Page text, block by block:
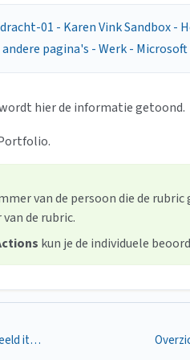
hier de informatie getoond.
van de persoon die de rubric
de rubric.
kun je de individuele
Hoe voeg ik opmerkingen en evaluaties toe aan een gedeeld item uit een ePortfolio?